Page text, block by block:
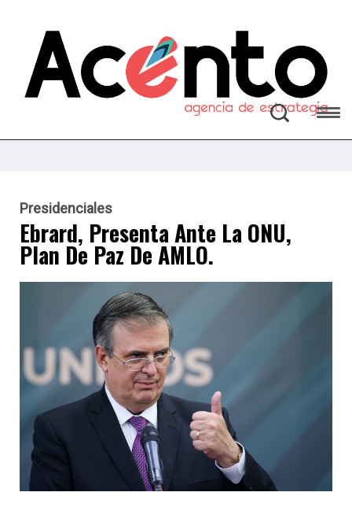
Presidenciales
Ebrard, Presenta Ante La ONU,
Plan De Paz De AMLO.